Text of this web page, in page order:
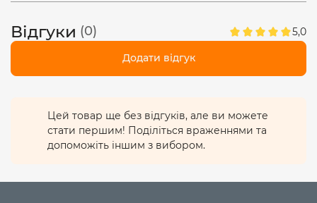
Відгуки (0) 5,0
Додати відгук
Цей товар ще без відгуків, але ви можете
стати першим! Поділіться враженнями та
допоможіть іншим з вибором.